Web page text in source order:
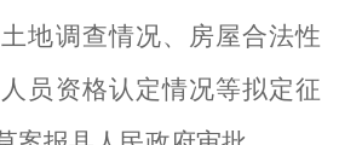
地调查情况、房屋合法性
员资格认定情况等拟定征